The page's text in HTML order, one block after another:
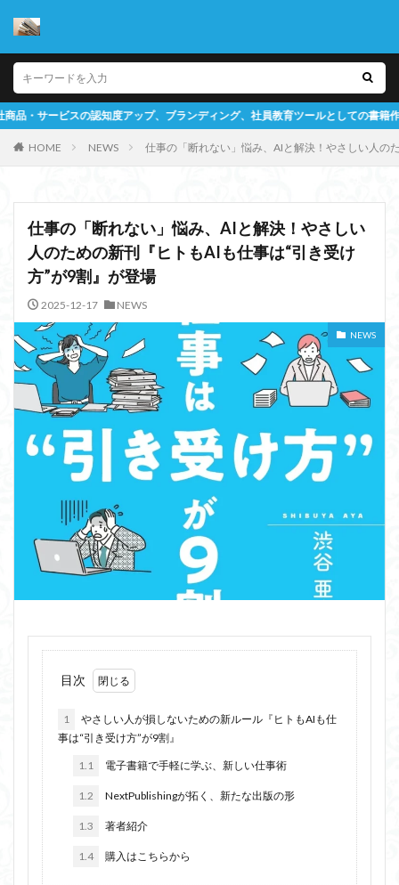
グ、社員教育ツールとしての書籍作成をサポートするメディアです
HOME NEWS 仕事の「断れない」悩み、AIと解決！やさしい人の
仕事の「断れない」悩み、AIと解決！やさしい
人のための新刊『ヒトもAIも仕事は“引き受け
方”が9割』が登場
2025-12-17 NEWS
NEWS
目次
1
やさしい人が損しないための新ルール『ヒトもAIも仕
事は“引き受け方”が9割』
1.1 電子書籍で手軽に学ぶ、新しい仕事術
1.2 NextPublishingが拓く、新たな出版の形
1.3 著者紹介
1.4 購入はこちらから